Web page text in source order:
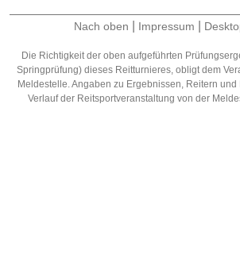
Nach oben Impressum
Die Richtigkeit der oben aufgeführten
Springprüfung) dieses Reitturnieres, obligt dem
Meldestelle. Angaben zu Ergebnissen, Reitern
Verlauf der Reitsportveranstaltung von der